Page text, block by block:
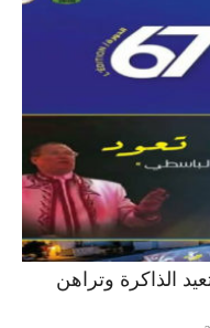
الذاكرة وتراهن